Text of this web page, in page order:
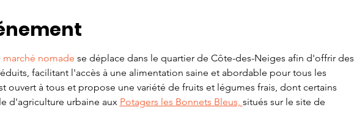
marché nomade se déplace dans le quartier de Côte-des-Neiges afin d'offrir des
facilitant l'accès à une alimentation saine et abordable pour tous les
ouvert à tous et propose une variété de fruits et légumes frais, dont certains
d'agriculture urbaine aux Potagers les Bonnets Bleus, situés sur le site de